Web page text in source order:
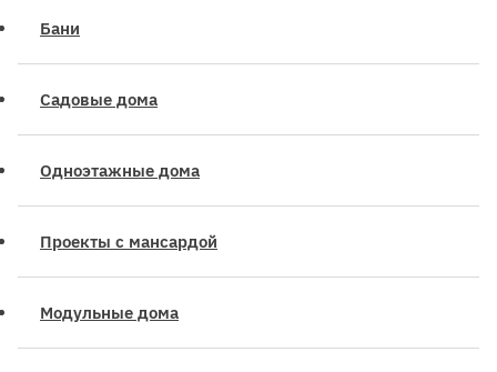
Бани
Садовые дома
Одноэтажные дома
Проекты с мансардой
Модульные дома